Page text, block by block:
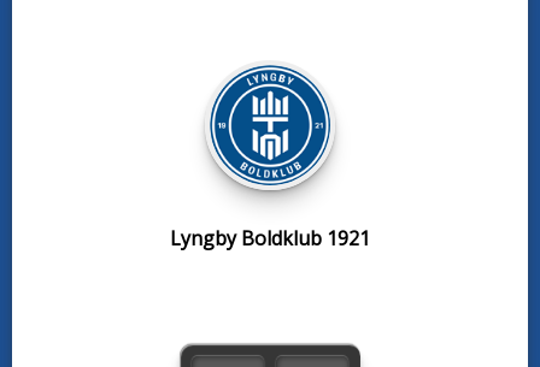
Lyngby Boldklub 1921